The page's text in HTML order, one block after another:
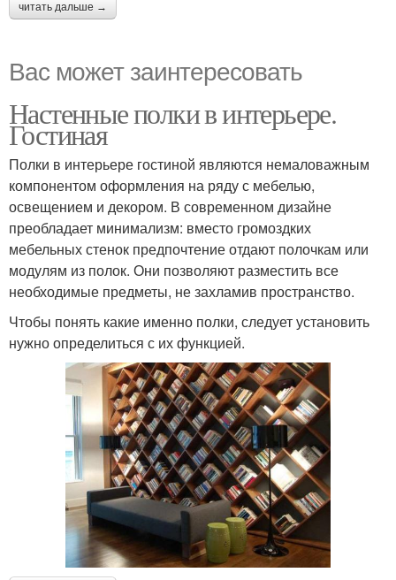
читать дальше →
Вас может заинтересовать
Настенные полки в интерьере.
Гостиная
Полки в интерьере гостиной являются немаловажным
компонентом оформления на ряду с мебелью,
освещением и декором. В современном дизайне
преобладает минимализм: вместо громоздких
мебельных стенок предпочтение отдают полочкам или
модулям из полок. Они позволяют разместить все
необходимые предметы, не захламив пространство.
Чтобы понять какие именно полки, следует установить
нужно определиться с их функцией.